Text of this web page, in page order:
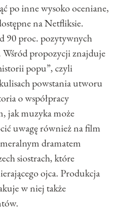
po inne wysoko oceniane,
na Netfliksie.
90 proc. pozytywnych
propozycji znajduje
popu”, czyli
powstania utworu
o współpracy
jak muzyka może
uwagę również na film
dramatem
siostrach, które
ojca. Produkcja
w niej także